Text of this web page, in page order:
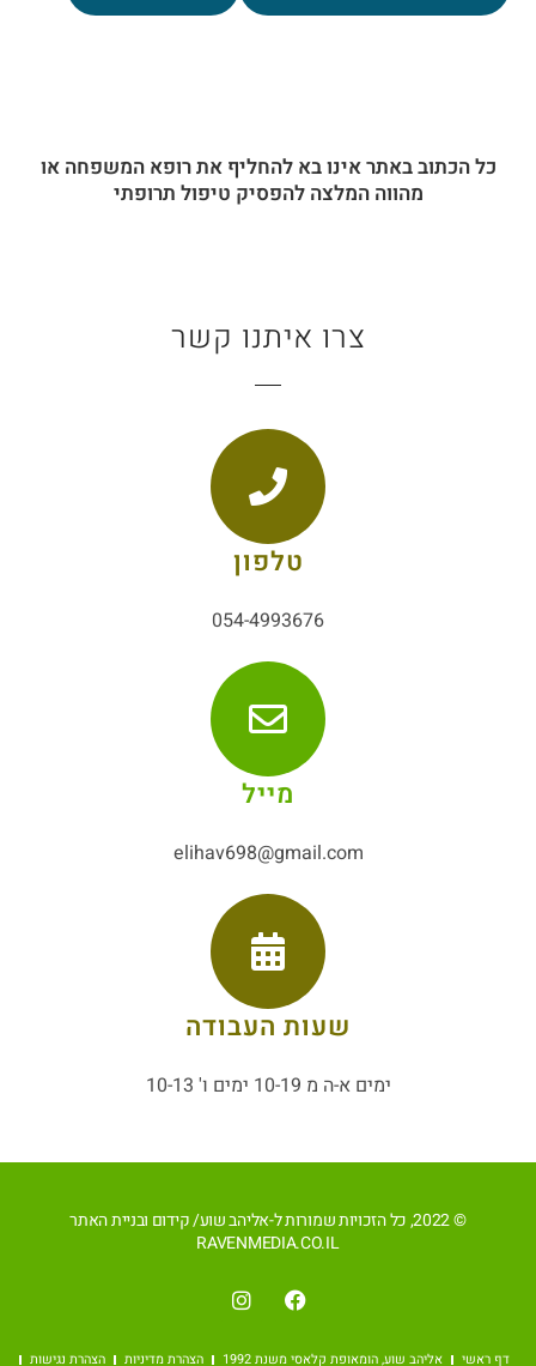
כל הכתוב באתר אינו בא להחליף את רופא המשפחה או
מהווה המלצה להפסיק טיפול תרופתי
צרו איתנו קשר
טלפון
054-4993676
מייל
elihav698@gmail.com
שעות העבודה
ימים א-ה מ 10-19 ימים ו' 10-13
© 2022, כל הזכויות שמורות ל-אליהב שוע/ קידום ובניית האתר
RAVENMEDIA.CO.IL
דף ראשי אליהב שוע, הומאופת קלאסי משנת 1992 הצהרת מדיניות הצהרת נגישות